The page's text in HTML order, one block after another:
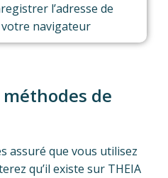
l’adresse de
navigateur
de
assuré que vous utilisez
qu’il existe sur THEIA